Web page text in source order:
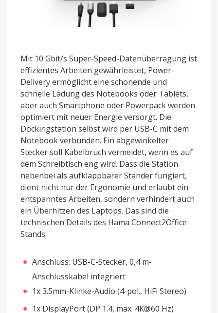
Mit 10 Gbit/s Super-Speed-Datenüberragung ist
effizientes Arbeiten gewährleistet, Power-
Delivery ermöglicht eine schonende und
schnelle Ladung des Notebooks oder Tablets,
aber auch Smartphone oder Powerpack werden
optimiert mit neuer Energie versorgt. Die
Dockingstation selbst wird per USB-C mit dem
Notebook verbunden. Ein abgewinkelter
Stecker soll Kabelbruch vermeidet, wenn es auf
dem Schreibtisch eng wird. Dass die Station
nebenbei als aufklappbarer Ständer fungiert,
dient nicht nur der Ergonomie und erlaubt ein
entspanntes Arbeiten, sondern verhindert auch
ein Überhitzen des Laptops. Das sind die
technischen Details des Hama Connect2Office
Stands:
Anschluss: USB-C-Stecker, 0,4 m-
Anschlusskabel integriert
1x 3.5mm-Klinke-Audio (4-pol., HiFi Stereo)
1x DisplayPort (DP 1.4, max. 4K@60 Hz)